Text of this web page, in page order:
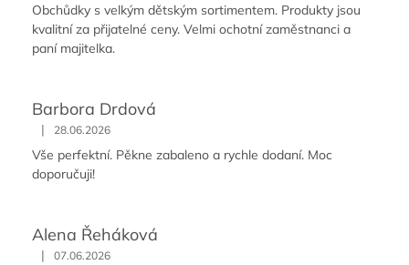
Obchůdky s velkým dětským sortimentem. Produkty jsou
kvalitní za přijatelné ceny. Velmi ochotní zaměstnanci a
paní majitelka.
Barbora Drdová
| 28.06.2026
Vše perfektní. Pěkne zabaleno a rychle dodaní. Moc
doporučuji!
Alena Řeháková
| 07.06.2026